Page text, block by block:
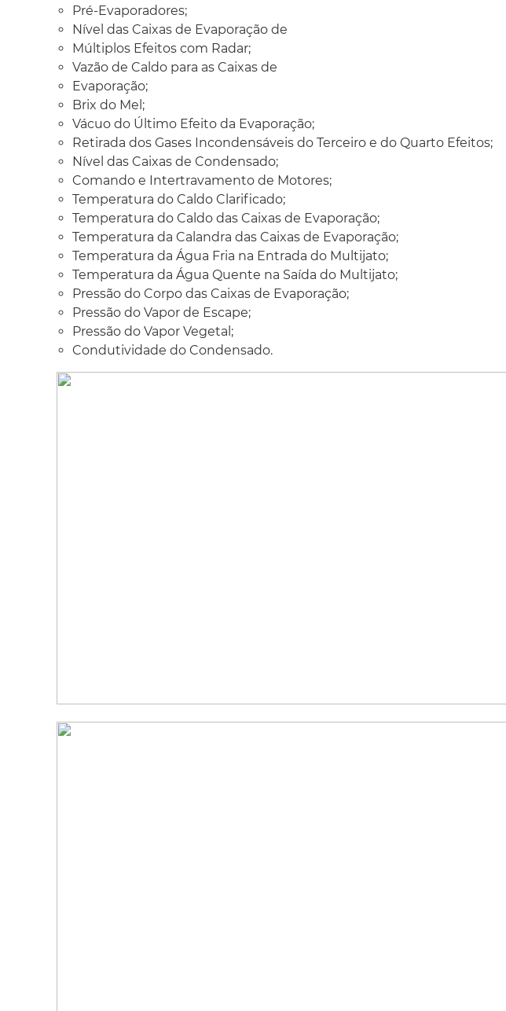
Pré-Evaporadores;
Nível das Caixas de Evaporação de
Múltiplos Efeitos com Radar;
Vazão de Caldo para as Caixas de
Evaporação;
Brix do Mel;
Vácuo do Último Efeito da Evaporação;
Retirada dos Gases Incondensáveis do Terceiro e do Quarto Efeitos;
Nível das Caixas de Condensado;
Comando e Intertravamento de Motores;
Temperatura do Caldo Clarificado;
Temperatura do Caldo das Caixas de Evaporação;
Temperatura da Calandra das Caixas de Evaporação;
Temperatura da Água Fria na Entrada do Multijato;
Temperatura da Água Quente na Saída do Multijato;
Pressão do Corpo das Caixas de Evaporação;
Pressão do Vapor de Escape;
Pressão do Vapor Vegetal;
Condutividade do Condensado.